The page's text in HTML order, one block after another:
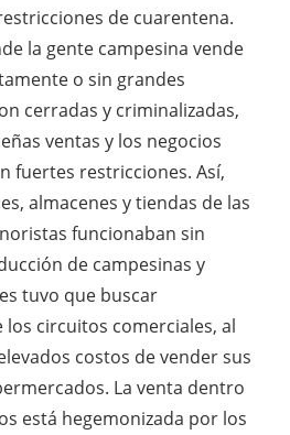
de cuarentena.
la gente campesina vende
o sin grandes
cerradas y criminalizadas,
ventas y los negocios
fuertes restricciones. Así,
almacenes y tiendas de las
funcionaban sin
de campesinas y
tuvo que buscar
circuitos comerciales, al
costos de vender sus
La venta dentro
está hegemonizada por los